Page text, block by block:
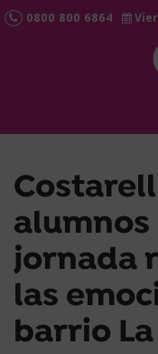
0800 800 6864
alumnos
jornada
las
barrio